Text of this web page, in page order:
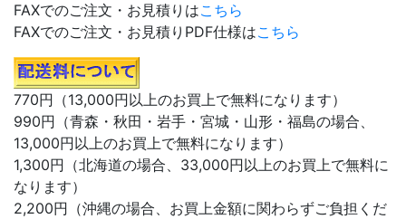
FAXでのご注文・お見積りはこちら
FAXでのご注文・お見積りPDF仕様はこちら
770円（13,000円以上のお買上で無料になります）
990円（青森・秋田・岩手・宮城・山形・福島の場合、
13,000円以上のお買上で無料になります）
1,300円（北海道の場合、33,000円以上のお買上で無料に
なります）
2,200円（沖縄の場合、お買上金額に関わらずご負担くだ